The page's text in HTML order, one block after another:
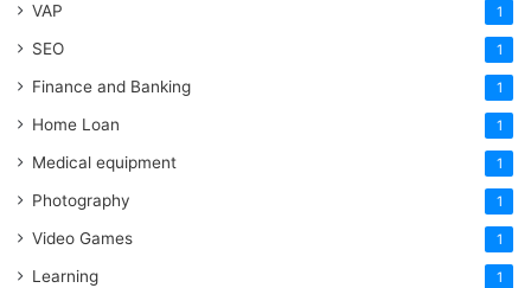
VAP 1
SEO 1
Finance and Banking 1
Home Loan 1
Medical equipment 1
Photography 1
Video Games 1
Learning 1